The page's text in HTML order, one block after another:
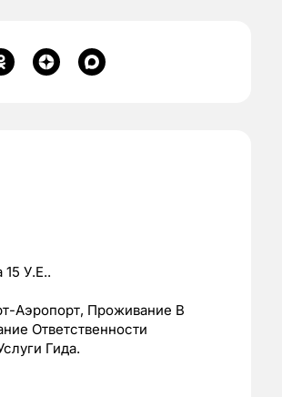
У.Е..
Аэропорт, Проживание В
Ответственности
Гида.